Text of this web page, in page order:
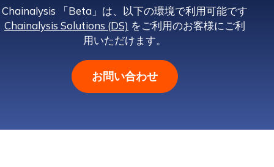
Chainalysis 「Beta」は、以下の環境で利用可能です
Chainalysis Solutions (DS) をご利用のお客様にご利
用いただけます。
お問い合わせ